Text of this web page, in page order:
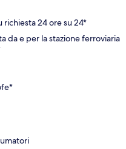
24 ore su 24*
da e per la stazione ferroviaria